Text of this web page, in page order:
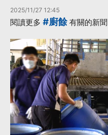
2025/11/27 12:45
閱讀更多 #廚餘有關的新聞